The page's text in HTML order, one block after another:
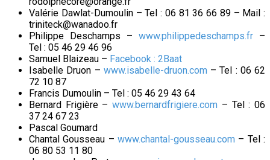
Valérie Dawlat-Dumoulin – Tel : 06 81 36 66 89 – Mail :
triniteck@wanadoo.fr
Philippe Deschamps – www.philippedeschamps.fr –
Tel : 05 46 29 46 96
Samuel Blaizeau – Facebook : 2Baat
Isabelle Druon – www.isabelle-druon.com– Tel : 06 62
72 10 87
Francis Dumoulin – Tel : 05 46 29 43 64
Bernard Frigière –www.bernardfrigiere.com – Tel : 06
37 24 67 23
Pascal Goumard
Chantal Gousseau – www.chantal-gousseau.com – Tel :
06 80 53 11 80